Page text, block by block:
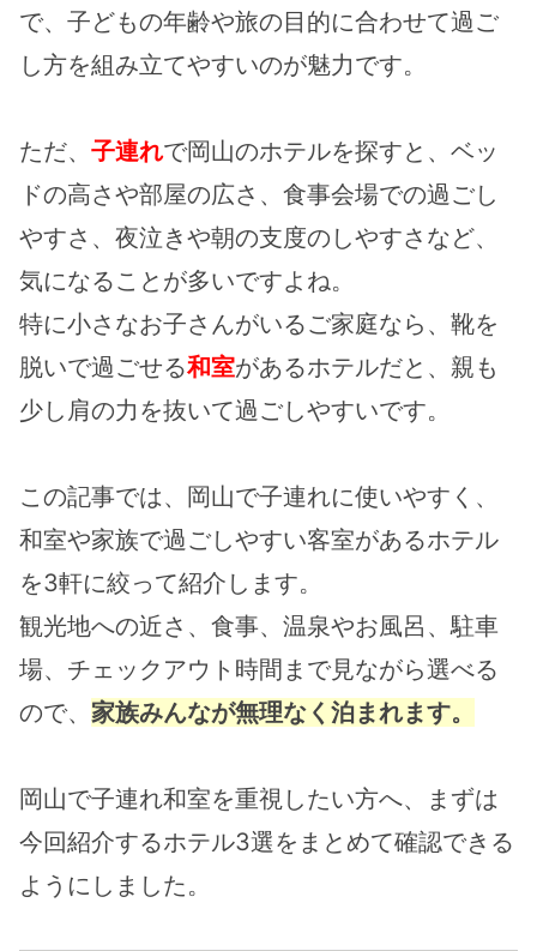
で、子どもの年齢や旅の目的に合わせて過ご
し方を組み立てやすいのが魅力です。
ただ、 子連れで岡山のホテルを探すと、ベッ
ドの高さや部屋の広さ、食事会場での過ごし
やすさ、夜泣きや朝の支度のしやすさなど、
気になることが多いですよね。
特に小さなお子さんがいるご家庭なら、靴を
脱いで過ごせる和室があるホテルだと、親も
少し肩の力を抜いて過ごしやすいです。
この記事では、岡山で子連れに使いやすく、
和室や家族で過ごしやすい客室があるホテル
を3軒に絞って紹介します。
観光地への近さ、食事、温泉やお風呂、駐車
場、チェックアウト時間まで見ながら選べる
ので、 家族みんなが無理なく泊まれます。
岡山で子連れ和室を重視したい方へ、まずは
今回紹介するホテル3選をまとめて確認できる
ようにしました。